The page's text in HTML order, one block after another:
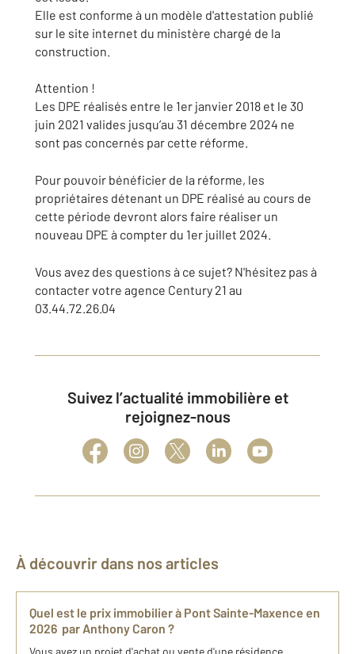
Elle est conforme à un modèle d'attestation publié
sur le site internet du ministère chargé de la
construction.
Attention !
Les DPE réalisés entre le 1er janvier 2018 et le 30
juin 2021 valides jusqu’au 31 décembre 2024 ne
sont pas concernés par cette réforme.
Pour pouvoir bénéficier de la réforme, les
propriétaires détenant un DPE réalisé au cours de
cette période devront alors faire réaliser un
nouveau DPE à compter du 1er juillet 2024.
Vous avez des questions à ce sujet? N'hésitez pas à
contacter votre agence Century 21 au
03.44.72.26.04
Suivez l’actualité immobilière et
rejoignez-nous
À découvrir dans nos articles
Quel est le prix immobilier à Pont Sainte-Maxence en
2026 par Anthony Caron ?
Vous avez un projet d'achat ou vente d'une résidence